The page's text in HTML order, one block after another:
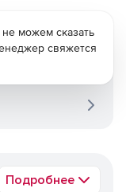
Подробнее
можем сказать
свяжется